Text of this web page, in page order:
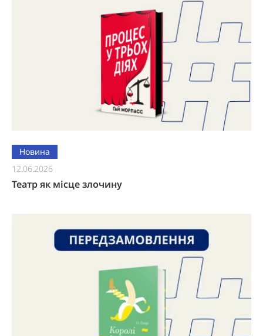
Новина
12.06.2026
Театр як місце злочину